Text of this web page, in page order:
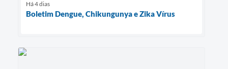
Há 4 dias
Boletim Dengue, Chikungunya e Zika Vírus